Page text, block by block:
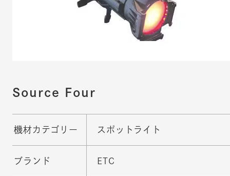
Source Four
機材カテゴリー スポットライト
ブランド ETC